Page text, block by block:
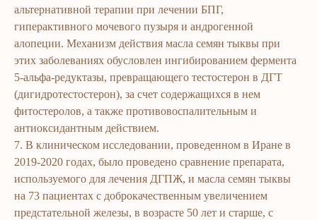
альтернативной терапии при лечении БПГ,
гиперактивного мочевого пузыря и андрогенной
алопеции. Механизм действия масла семян тыквы при
этих заболеваниях обусловлен ингибированием фермента
5-альфа-редуктазы, превращающего тестостерон в ДГТ
(дигидротестостерон), за счет содержащихся в нем
фитостеролов, а также противовоспалительным и
антиоксидантным действием.
7. В клиническом исследовании, проведенном в Иране в
2019-2020 годах, было проведено сравнение препарата,
используемого для лечения ДГПЖ, и масла семян тыквы
на 73 пациентах с доброкачественным увеличением
предстательной железы, в возрасте 50 лет и старше, с